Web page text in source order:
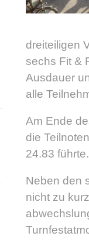
dreiteiligen
sechs Fit &
Ausdauer
alle
Am Ende
die
24.83 führte.
Neben den
nicht zu